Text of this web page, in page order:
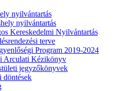
nyilvántartás
nyilvántartás
Kereskedelmi Nyilvántartás
terve
Program 2019-2024
Arculati Kézikönyv
jegyzőkönyvek
döntések